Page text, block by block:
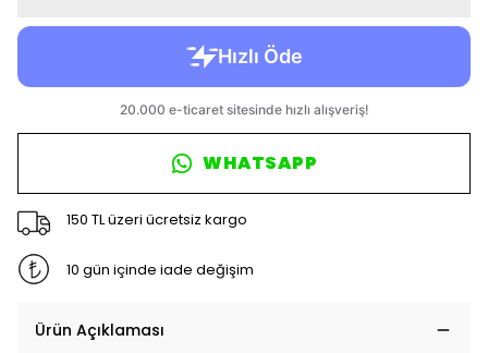
WHATSAPP
150 TL üzeri ücretsiz kargo
10 gün içinde iade değişim
Ürün Açıklaması